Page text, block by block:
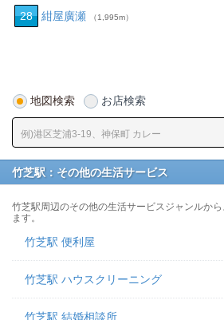
28 紺屋廣瀬 （1,995m）
地図検索 お店検索
竹芝駅：その他の生活サービス
竹芝駅周辺のその他の生活サービスジャンルか
ます。
竹芝駅 便利屋
竹芝駅 ハウスクリーニング
竹芝駅 結婚相談所